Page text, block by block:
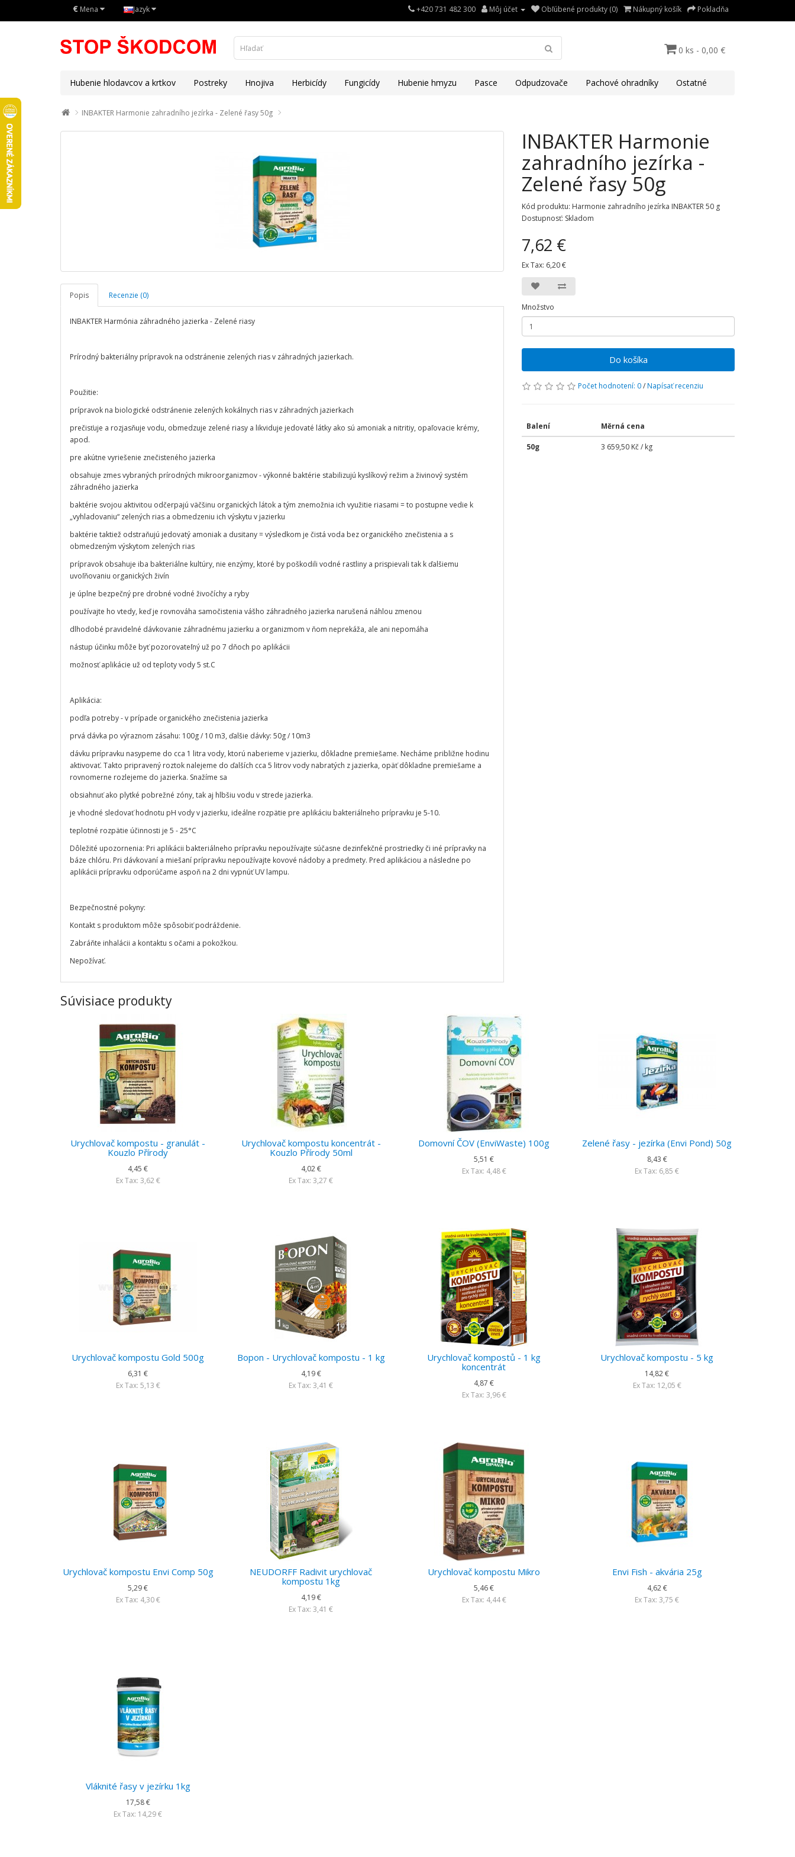
€ Mena Jazyk +420 731 482 300 Môj účet Obľúbené produkty (0) Nákupný košík Pokladňa
0 ks - 0,00 €
Hubenie hlodavcov a krtkov Postreky Hnojiva Herbicídy Fungicídy Hubenie hmyzu Pasce Odpudzovače Pachové ohradníky Ostatné
INBAKTER Harmonie zahradního jezírka - Zelené řasy 50g
Popis Recenzie (0)
INBAKTER Harmónia záhradného jazierka - Zelené riasy
Prírodný bakteriálny prípravok na odstránenie zelených rias v záhradných jazierkach.
Použitie:
prípravok na biologické odstránenie zelených kokálnych rias v záhradných jazierkach
prečisťuje a rozjasňuje vodu, obmedzuje zelené riasy a likviduje jedovaté látky ako sú amoniak a nitritiy, opaľovacie krémy,
apod.
pre akútne vyriešenie znečisteného jazierka
obsahuje zmes vybraných prírodných mikroorganizmov - výkonné baktérie stabilizujú kyslíkový režim a živinový systém
záhradného jazierka
baktérie svojou aktivitou odčerpajú väčšinu organických látok a tým znemožnia ich využitie riasami = to postupne vedie k
„vyhladovaniu“ zelených rias a obmedzeniu ich výskytu v jazierku
baktérie taktiež odstraňujú jedovatý amoniak a dusitany = výsledkom je čistá voda bez organického znečistenia a s
obmedzeným výskytom zelených rias
prípravok obsahuje iba bakteriálne kultúry, nie enzýmy, ktoré by poškodili vodné rastliny a prispievali tak k ďalšiemu
uvoľňovaniu organických živín
je úplne bezpečný pre drobné vodné živočíchy a ryby
používajte ho vtedy, keď je rovnováha samočistenia vášho záhradného jazierka narušená náhlou zmenou
dlhodobé pravidelné dávkovanie záhradnému jazierku a organizmom v ňom neprekáža, ale ani nepomáha
nástup účinku môže byť pozorovateľný už po 7 dňoch po aplikácii
možnosť aplikácie už od teploty vody 5 st.C
Aplikácia:
podľa potreby - v prípade organického znečistenia jazierka
prvá dávka po výraznom zásahu: 100g / 10 m3, ďalšie dávky: 50g / 10m3
dávku prípravku nasypeme do cca 1 litra vody, ktorú naberieme v jazierku, dôkladne premiešame. Necháme približne hodinu
aktivovať. Takto pripravený roztok nalejeme do ďalších cca 5 litrov vody nabratých z jazierka, opäť dôkladne premiešame a
rovnomerne rozlejeme do jazierka. Snažíme sa
obsiahnuť ako plytké pobrežné zóny, tak aj hlbšiu vodu v strede jazierka.
je vhodné sledovať hodnotu pH vody v jazierku, ideálne rozpätie pre aplikáciu bakteriálneho prípravku je 5-10.
teplotné rozpätie účinnosti je 5 - 25°C
Dôležité upozornenia: Pri aplikácii bakteriálneho prípravku nepoužívajte súčasne dezinfekčné prostriedky či iné prípravky na
báze chlóru. Pri dávkovaní a miešaní prípravku nepoužívajte kovové nádoby a predmety. Pred aplikáciou a následne po
aplikácii prípravku odporúčame aspoň na 2 dni vypnúť UV lampu.
Bezpečnostné pokyny:
Kontakt s produktom môže spôsobiť podráždenie.
Zabráňte inhalácii a kontaktu s očami a pokožkou.
Nepožívať.
INBAKTER Harmonie
zahradního jezírka -
Zelené řasy 50g
Kód produktu: Harmonie zahradního jezírka INBAKTER 50 g
Dostupnosť: Skladom
7,62 €
Ex Tax: 6,20 €
Množstvo
Do košíka
Počet hodnotení: 0/Napísať recenziu
Balení Měrná cena
50g 3 659,50 Kč / kg
Súvisiace produkty
Urychlovač kompostu - granulát -
Kouzlo Přírody
4,45 €
Ex Tax: 3,62 €
Urychlovač kompostu koncentrát -
Kouzlo Přírody 50ml
4,02 €
Ex Tax: 3,27 €
Domovní ČOV (EnviWaste) 100g
5,51 €
Ex Tax: 4,48 €
Zelené řasy - jezírka (Envi Pond) 50g
8,43 €
Ex Tax: 6,85 €
Urychlovač kompostu Gold 500g
6,31 €
Ex Tax: 5,13 €
Bopon - Urychlovač kompostu - 1 kg
4,19 €
Ex Tax: 3,41 €
Urychlovač kompostů - 1 kg
koncentrát
4,87 €
Ex Tax: 3,96 €
Urychlovač kompostu - 5 kg
14,82 €
Ex Tax: 12,05 €
Urychlovač kompostu Envi Comp 50g
5,29 €
Ex Tax: 4,30 €
NEUDORFF Radivit urychlovač
kompostu 1kg
4,19 €
Ex Tax: 3,41 €
Urychlovač kompostu Mikro
5,46 €
Ex Tax: 4,44 €
Envi Fish - akvária 25g
4,62 €
Ex Tax: 3,75 €
Vláknité řasy v jezírku 1kg
17,58 €
Ex Tax: 14,29 €